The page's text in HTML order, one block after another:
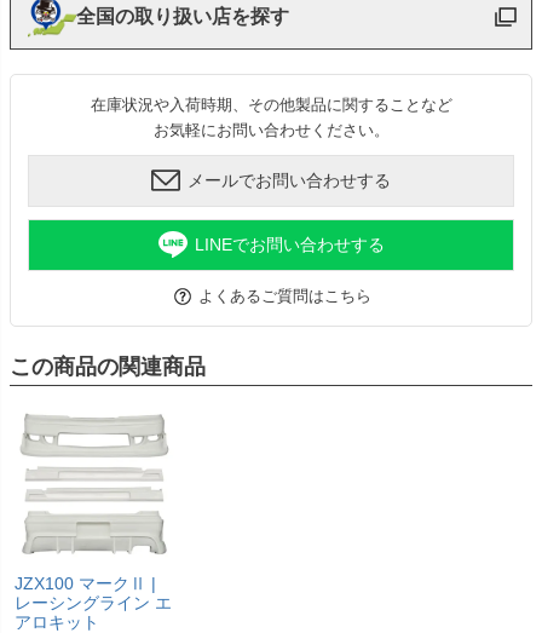
全国の取り扱い店を探す
在庫状況や入荷時期、その他製品に関することなど
お気軽にお問い合わせください。
メールでお問い合わせする
LINEでお問い合わせする
よくあるご質問はこちら
この商品の関連商品
JZX100 マークⅡ |
レーシングライン エ
アロキット